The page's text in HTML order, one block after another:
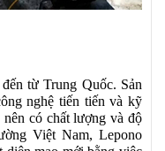
từ Trung Quốc. Sản
nghệ tiến tiến và kỹ
có chất lượng và độ
Việt Nam, Lepono